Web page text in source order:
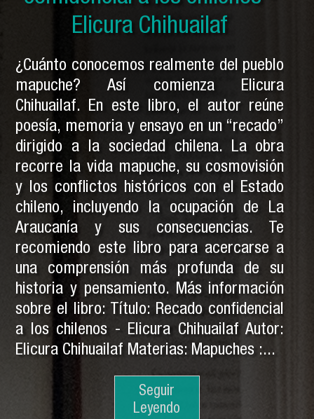
Elicura Chihuailaf
¿Cuánto conocemos realmente del pueblo
mapuche? Así comienza Elicura
Chihuailaf. En este libro, el autor reúne
poesía, memoria y ensayo en un “recado”
dirigido a la sociedad chilena. La obra
recorre la vida mapuche, su cosmovisión
y los conflictos históricos con el Estado
chileno, incluyendo la ocupación de La
Araucanía y sus consecuencias. Te
recomiendo este libro para acercarse a
una comprensión más profunda de su
historia y pensamiento. Más información
sobre el libro: Título: Recado confidencial
a los chilenos - Elicura Chihuailaf Autor:
Elicura Chihuailaf Materias: Mapuches :...
Seguir
Leyendo
Pedro Cayuqueo
Seguir
Seguir
Leyendo